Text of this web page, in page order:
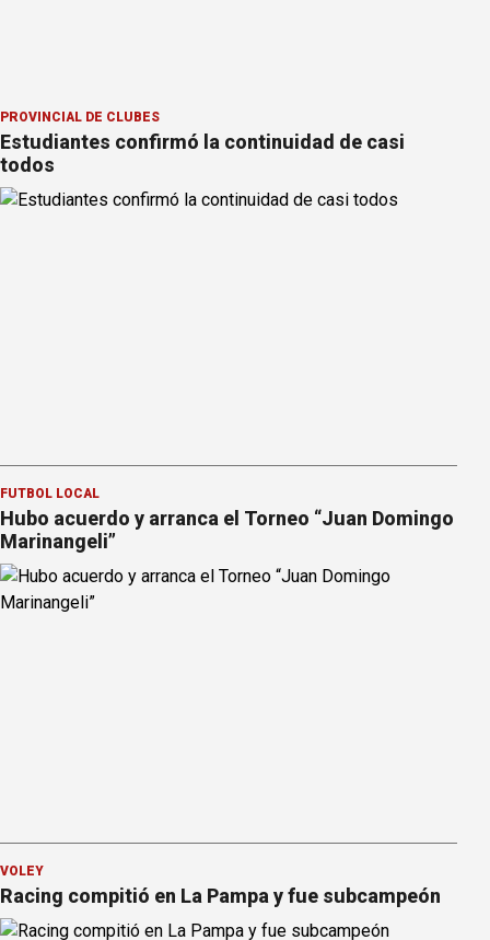
PROVINCIAL DE CLUBES
Estudiantes confirmó la continuidad de casi
todos
FÚTBOL LOCAL
Hubo acuerdo y arranca el Torneo “Juan Domingo
Marinangeli”
VÓLEY
Racing compitió en La Pampa y fue subcampeón